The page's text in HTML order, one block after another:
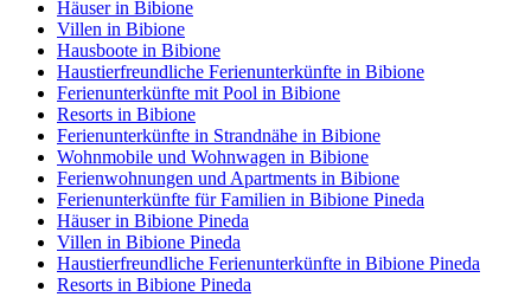
Häuser in Bibione
Villen in Bibione
Hausboote in Bibione
Haustierfreundliche Ferienunterkünfte in Bibione
Ferienunterkünfte mit Pool in Bibione
Resorts in Bibione
Ferienunterkünfte in Strandnähe in Bibione
Wohnmobile und Wohnwagen in Bibione
Ferienwohnungen und Apartments in Bibione
Ferienunterkünfte für Familien in Bibione Pineda
Häuser in Bibione Pineda
Villen in Bibione Pineda
Haustierfreundliche Ferienunterkünfte in Bibione Pineda
Resorts in Bibione Pineda